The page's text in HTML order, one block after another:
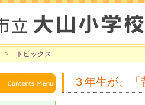
> トピックス
３年生が、「